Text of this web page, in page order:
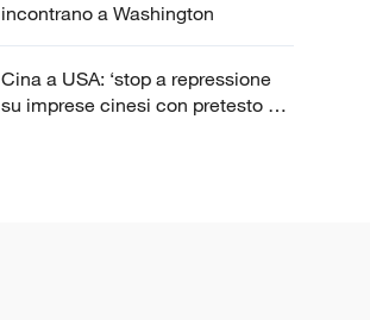
incontrano a Washington
Cina a USA: ‘stop a repressione
su imprese cinesi con pretesto di